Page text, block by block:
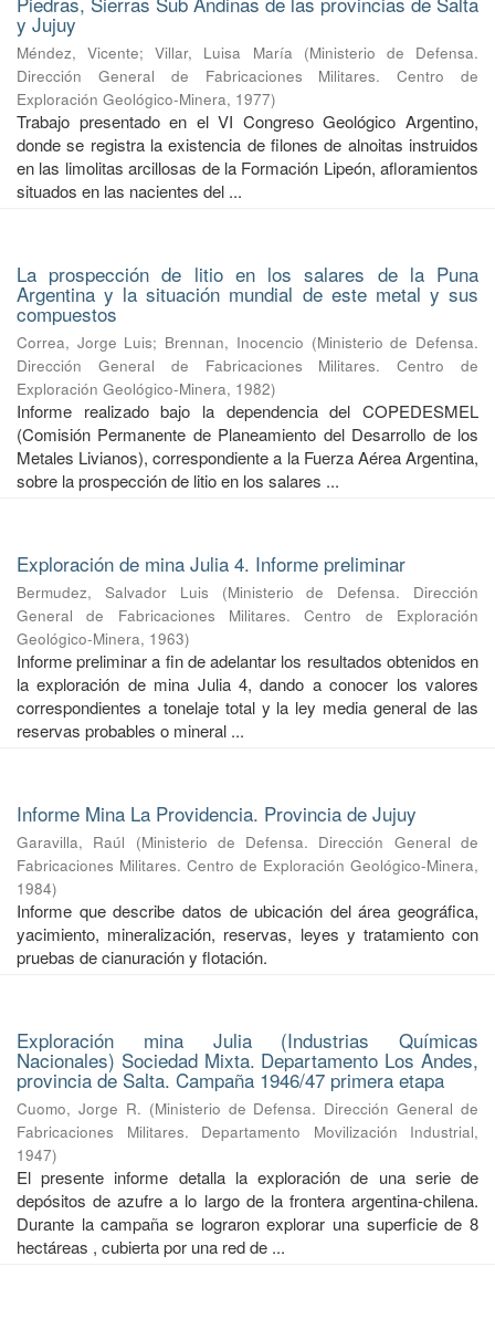
y Jujuy
Méndez, Vicente;Villar, Luisa María (Ministerio de Defensa.
Dirección General de Fabricaciones Militares. Centro de
Exploración Geológico-Minera, 1977)
Trabajo presentado en el VI Congreso Geológico Argentino,
donde se registra la existencia de filones de alnoitas instruidos
en las limolitas arcillosas de la Formación Lipeón, afloramientos
situados en las nacientes del ...
La prospección de litio en los salares de la Puna
Argentina y la situación mundial de este metal y sus
compuestos
Correa, Jorge Luis; Brennan, Inocencio (Ministerio de Defensa.
Dirección General de Fabricaciones Militares. Centro de
Exploración Geológico-Minera, 1982)
Informe realizado bajo la dependencia del COPEDESMEL
(Comisión Permanente de Planeamiento del Desarrollo de los
Metales Livianos), correspondiente a la Fuerza Aérea Argentina,
sobre la prospección de litio en los salares ...
Exploración de mina Julia 4. Informe preliminar
Bermudez, Salvador Luis (Ministerio de Defensa. Dirección
General de Fabricaciones Militares. Centro de Exploración
Geológico-Minera, 1963)
Informe preliminar a fin de adelantar los resultados obtenidos en
la exploración de mina Julia 4, dando a conocer los valores
correspondientes a tonelaje total y la ley media general de las
reservas probables o mineral ...
Informe Mina La Providencia. Provincia de Jujuy
Garavilla, Raúl (Ministerio de Defensa. Dirección General de
Fabricaciones Militares. Centro de Exploración Geológico-Minera,
1984)
Informe que describe datos de ubicación del área geográfica,
yacimiento, mineralización, reservas, leyes y tratamiento con
pruebas de cianuración y flotación.
Exploración mina Julia (Industrias Químicas
Nacionales) Sociedad Mixta. Departamento Los Andes,
provincia de Salta. Campaña 1946/47 primera etapa
Cuomo, Jorge R. (Ministerio de Defensa. Dirección General de
Fabricaciones Militares. Departamento Movilización Industrial,
1947)
El presente informe detalla la exploración de una serie de
depósitos de azufre a lo largo de la frontera argentina-chilena.
Durante la campaña se lograron explorar una superficie de 8
hectáreas , cubierta por una red de ...